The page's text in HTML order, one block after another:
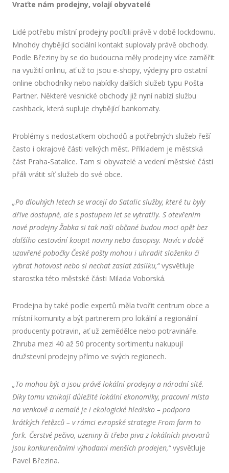
Vraťte nám prodejny, volají obyvatelé
Lidé potřebu místní prodejny pocítili právě v době lockdownu.
Mnohdy chybějící sociální kontakt suplovaly právě obchody.
Podle Březiny by se do budoucna měly prodejny více zaměřit
na využití onlinu, ať už to jsou e-shopy, výdejny pro ostatní
online obchodníky nebo nabídky dalších služeb typu Pošta
Partner. Některé vesnické obchody již nyní nabízí službu
cashback, která supluje chybějící bankomaty.
Problémy s nedostatkem obchodů a potřebných služeb řeší
často i okrajové části velkých měst. Příkladem je městská
část Praha-Satalice. Tam si obyvatelé a vedení městské části
přáli vrátit síť služeb do své obce.
„Po dlouhých letech se vracejí do Satalic služby, které tu byly
dříve dostupné, ale s postupem let se vytratily. S otevřením
nové prodejny Žabka si tak naši občané budou moci opět bez
dalšího cestování koupit noviny nebo časopisy. Navíc v době
uzavřené pobočky České pošty mohou i uhradit složenku či
vybrat hotovost nebo si nechat zaslat zásilku,“vysvětluje
starostka této městské části Milada Voborská.
Prodejna by také podle expertů měla tvořit centrum obce a
místní komunity a být partnerem pro lokální a regionální
producenty potravin, ať už zemědělce nebo potravináře.
Zhruba mezi 40 až 50 procenty sortimentu nakupují
družstevní prodejny přímo ve svých regionech.
„To mohou být a jsou právě lokální prodejny a národní sítě.
Díky tomu vznikají důležité lokální ekonomiky, pracovní místa
na venkově a nemalé je i ekologické hledisko – podpora
krátkých řetězců – v rámci evropské strategie From farm to
fork. Čerstvé pečivo, uzeniny či třeba piva z lokálních pivovarů
jsou konkurenčními výhodami menších prodejen,“vysvětluje
Pavel Březina.